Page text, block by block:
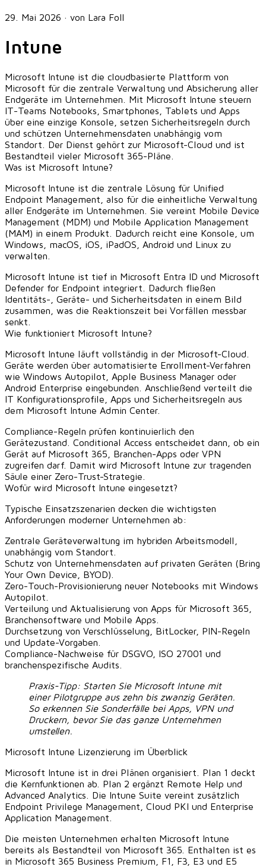
29. Mai 2026 · von Lara Foll
Intune
Microsoft Intune ist die cloudbasierte Plattform von
Microsoft für die zentrale Verwaltung und Absicherung aller
Endgeräte im Unternehmen. Mit Microsoft Intune steuern
IT-Teams Notebooks, Smartphones, Tablets und Apps
über eine einzige Konsole, setzen Sicherheitsregeln durch
und schützen Unternehmensdaten unabhängig vom
Standort. Der Dienst gehört zur Microsoft-Cloud und ist
Bestandteil vieler Microsoft 365-Pläne.
Was ist Microsoft Intune?
Microsoft Intune ist die zentrale Lösung für Unified
Endpoint Management, also für die einheitliche Verwaltung
aller Endgeräte im Unternehmen. Sie vereint Mobile Device
Management (MDM) und Mobile Application Management
(MAM) in einem Produkt. Dadurch reicht eine Konsole, um
Windows, macOS, iOS, iPadOS, Android und Linux zu
verwalten.
Microsoft Intune ist tief in Microsoft Entra ID und Microsoft
Defender for Endpoint integriert. Dadurch fließen
Identitäts-, Geräte- und Sicherheitsdaten in einem Bild
zusammen, was die Reaktionszeit bei Vorfällen messbar
senkt.
Wie funktioniert Microsoft Intune?
Microsoft Intune läuft vollständig in der Microsoft-Cloud.
Geräte werden über automatisierte Enrollment-Verfahren
wie Windows Autopilot, Apple Business Manager oder
Android Enterprise eingebunden. Anschließend verteilt die
IT Konfigurationsprofile, Apps und Sicherheitsregeln aus
dem Microsoft Intune Admin Center.
Compliance-Regeln prüfen kontinuierlich den
Gerätezustand. Conditional Access entscheidet dann, ob ein
Gerät auf Microsoft 365, Branchen-Apps oder VPN
zugreifen darf. Damit wird Microsoft Intune zur tragenden
Säule einer Zero-Trust-Strategie.
Wofür wird Microsoft Intune eingesetzt?
Typische Einsatzszenarien decken die wichtigsten
Anforderungen moderner Unternehmen ab:
Zentrale Geräteverwaltung im hybriden Arbeitsmodell,
unabhängig vom Standort.
Schutz von Unternehmensdaten auf privaten Geräten (Bring
Your Own Device, BYOD).
Zero-Touch-Provisionierung neuer Notebooks mit Windows
Autopilot.
Verteilung und Aktualisierung von Apps für Microsoft 365,
Branchensoftware und Mobile Apps.
Durchsetzung von Verschlüsselung, BitLocker, PIN-Regeln
und Update-Vorgaben.
Compliance-Nachweise für DSGVO, ISO 27001 und
branchenspezifische Audits.
Praxis-Tipp: Starten Sie Microsoft Intune mit
einer Pilotgruppe aus zehn bis zwanzig Geräten.
So erkennen Sie Sonderfälle bei Apps, VPN und
Druckern, bevor Sie das ganze Unternehmen
umstellen.
Microsoft Intune Lizenzierung im Überblick
Microsoft Intune ist in drei Plänen organisiert. Plan 1 deckt
die Kernfunktionen ab. Plan 2 ergänzt Remote Help und
Advanced Analytics. Die Intune Suite vereint zusätzlich
Endpoint Privilege Management, Cloud PKI und Enterprise
Application Management.
Die meisten Unternehmen erhalten Microsoft Intune
bereits als Bestandteil von Microsoft 365 . Enthalten ist es
in Microsoft 365 Business Premium, F1, F3, E3 und E5